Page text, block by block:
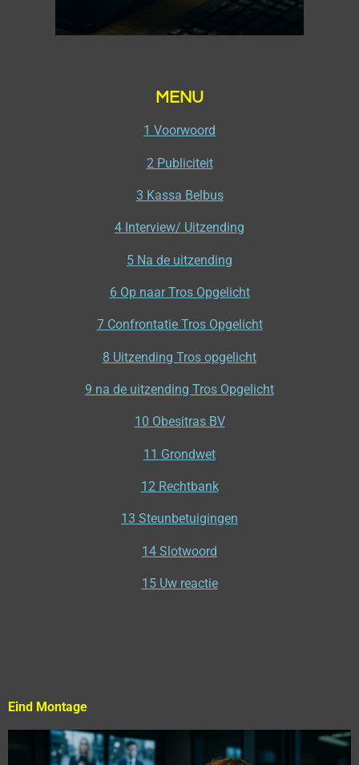
MENU
1 Voorwoord
2 Publiciteit
3 Kassa Belbus
4 Interview/ Uitzending
5 Na de uitzending
6 Op naar Tros Opgelicht
7 Confrontatie Tros Opgelicht
8 Uitzending Tros opgelicht
9 na de uitzending Tros Opgelicht
10 Obesitras BV
11 Grondwet
12 Rechtbank
13 Steunbetuigingen
14 Slotwoord
15 Uw reactie
Eind Montage